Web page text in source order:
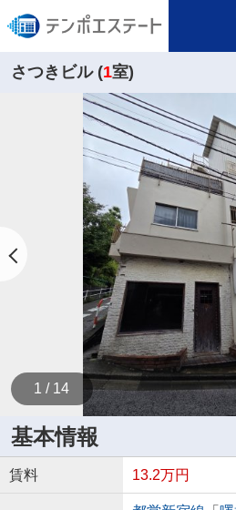
さつきビル (1室)
1 / 14
基本情報
賃料 13.2万円